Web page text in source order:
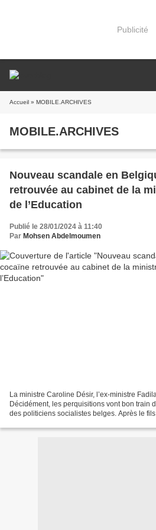
Publicité
Accueil » MOBILE.ARCHIVES
MOBILE.ARCHIVES
Nouveau scandale en
retrouvée au cabinet de la
de l’Education
Publié le 28/01/2024 à 11:40
Par Mohsen Abdelmoumen
La ministre Caroline Désir, l’ex-ministre
Décidément, les perquisitions vont bon train
des politiciens socialistes belges. Après le